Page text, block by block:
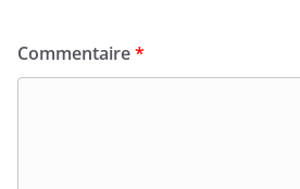
Commentaire*